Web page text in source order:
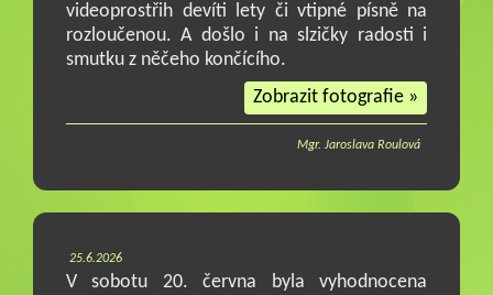
videoprostřih devíti lety či vtipné písně na
rozloučenou. A došlo i na slzičky radosti i
smutku z něčeho končícího.
Zobrazit fotografie »
Mgr. Jaroslava Roulová
25.6.2026
V sobotu 20. června byla vyhodnocena